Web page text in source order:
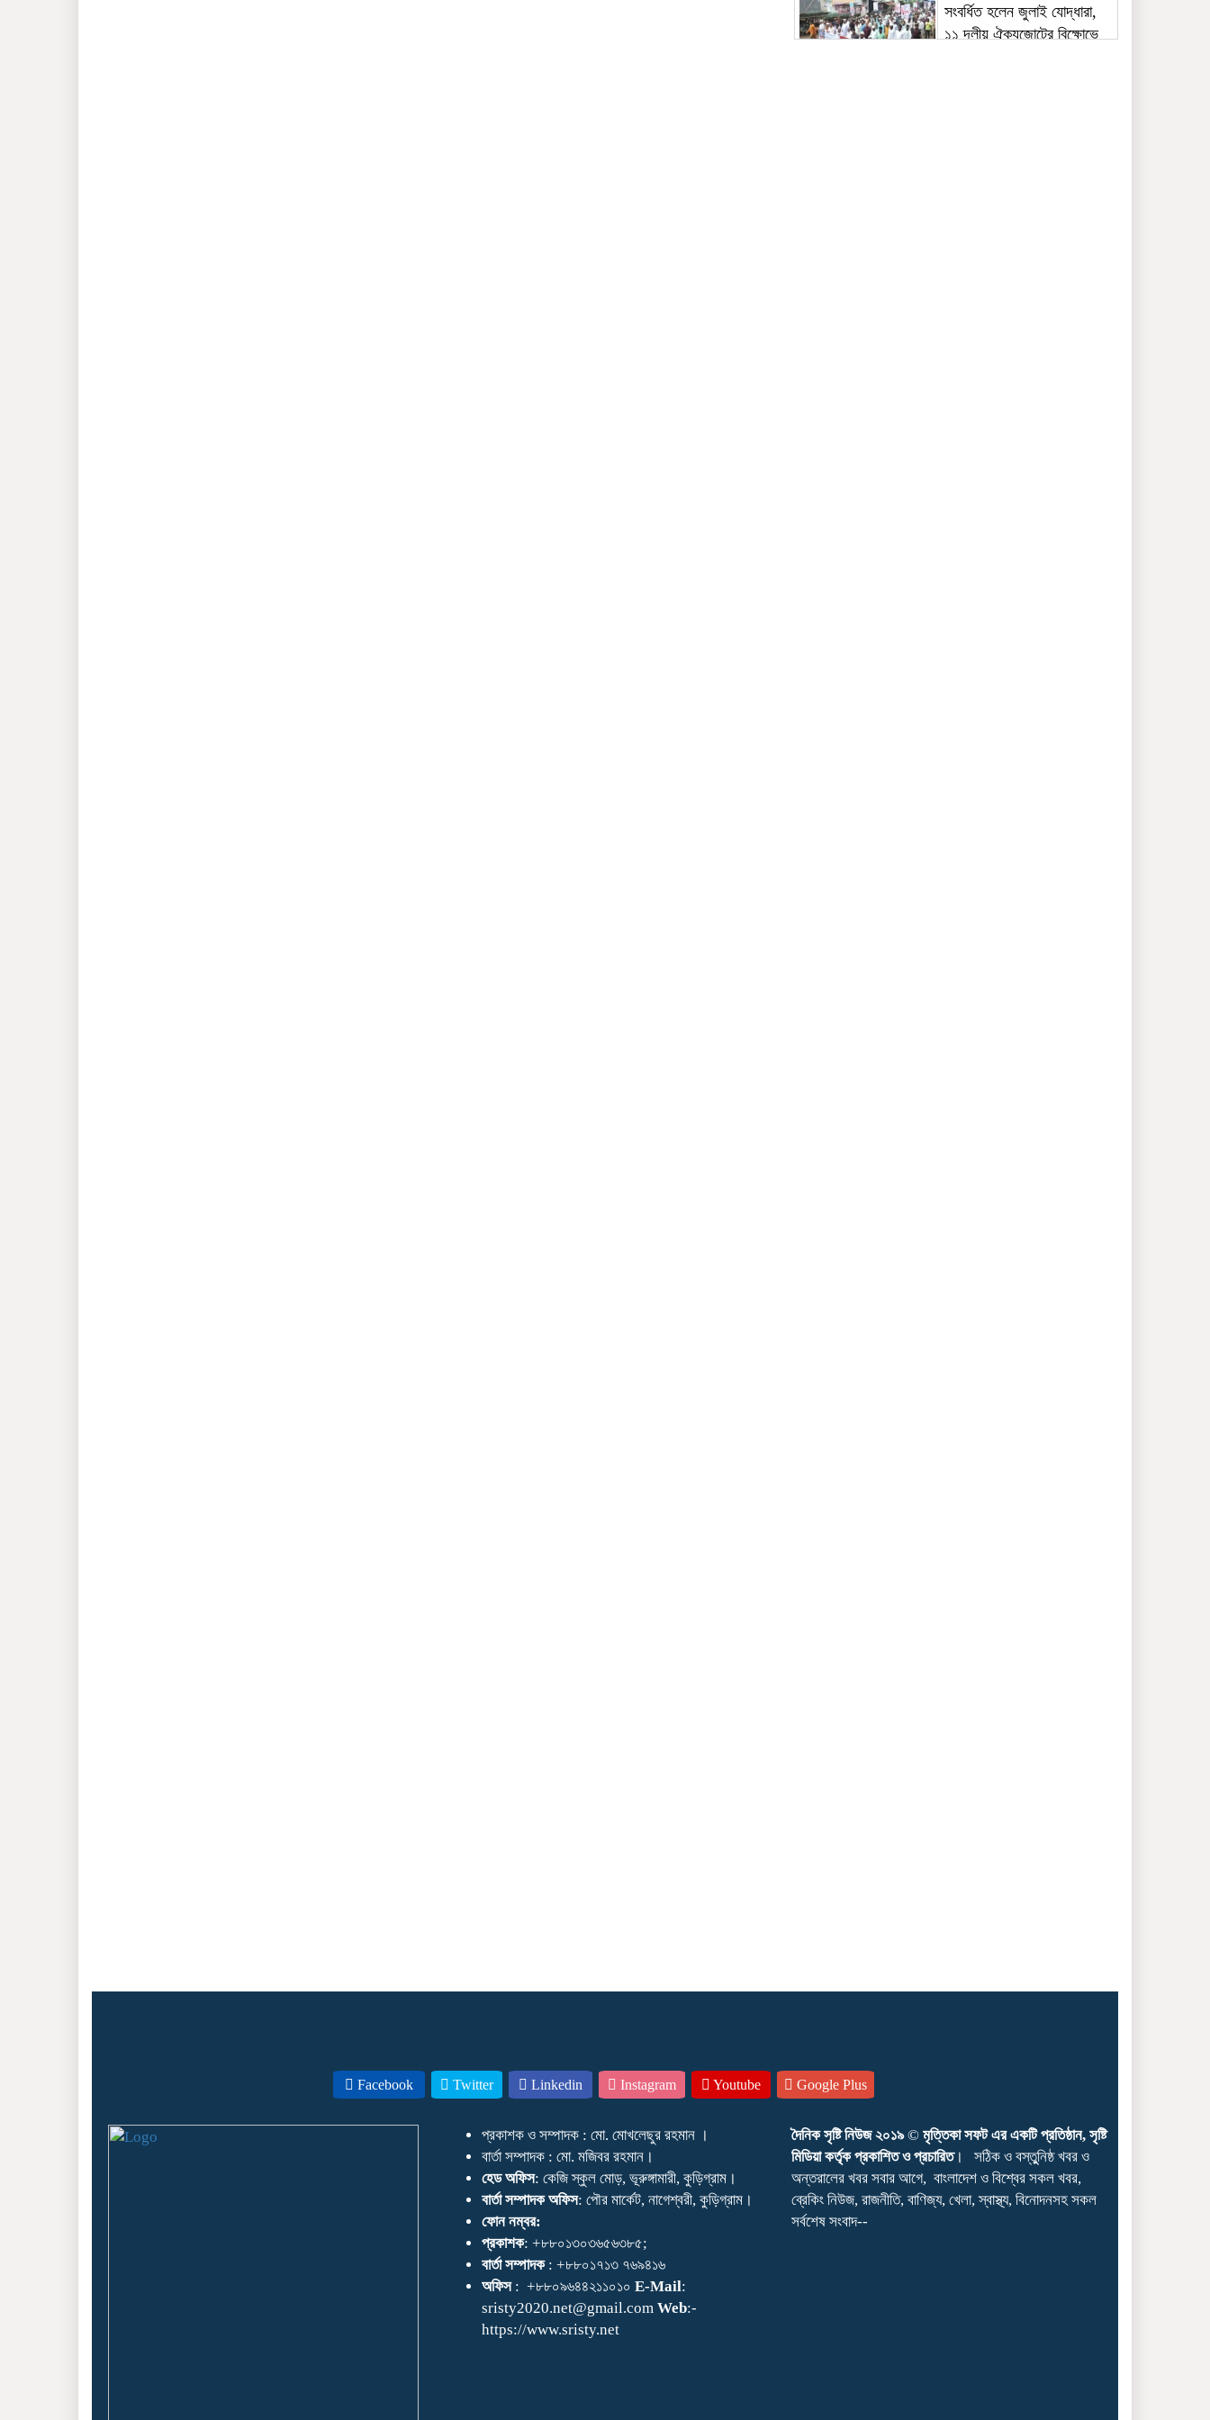
সংবর্ধিত হলেন জুলাই যোদ্ধারা,
১১ দলীয় ঐক্যজোটের বিক্ষোভে
জুলাই শহীদদের শ্রদ্ধাঞ্জলি
নিবেদনে মানুষের ঢল
Facebook Twitter Linkedin Instagram Youtube Google Plus
প্রকাশক ও সম্পাদক : মো. মোখলেছুর রহমান ।
বার্তা সম্পাদক : মো. মজিবর রহমান।
হেড অফিস: কেজি স্কুল মোড়, ভূরুঙ্গামারী, কুড়িগ্রাম।
বার্তা সম্পাদক অফিস: পৌর মার্কেট, নাগেশ্বরী, কুড়িগ্রাম।
ফোন নম্বর:
প্রকাশক: +৮৮০১৩০৩৬৫৬৩৮৫;
বার্তা সম্পাদক: +৮৮০১৭১৩ ৭৬৯৪১৬
অফিস: +৮৮০৯৬৪৪২১১০১০ E-Mail:
sristy2020.net@gmail.com Web:-
https://www.sristy.net
দৈনিক সৃষ্টি নিউজ ২০১৯©মৃত্তিকা সফট এর একটি প্রতিষ্ঠান, সৃষ্টি
মিডিয়া কর্তৃক প্রকাশিত ও প্রচারিত। সঠিক ও বস্তুুনিষ্ঠ খবর ও
অন্তরালের খবর সবার আগে, বাংলাদেশ ও বিশ্বের সকল খবর,
ব্রেকিং নিউজ, রাজনীতি, বাণিজ্য, খেলা, স্বাস্থ্য, বিনোদনসহ সকল
সর্বশেষ সংবাদ--